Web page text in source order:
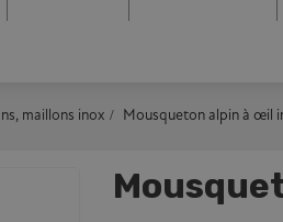
maillons inox Mousqueton alpin à œil